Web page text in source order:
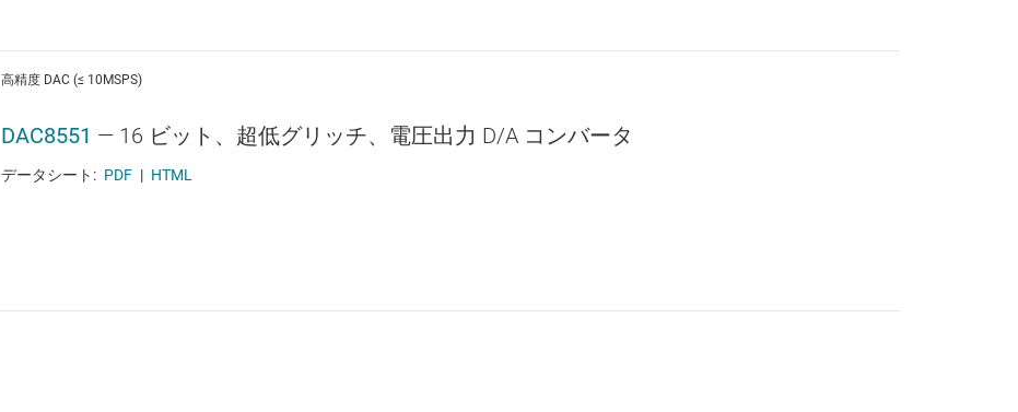
高精度 DAC (≤ 10MSPS)
DAC8551 — 16 ビット、超低グリッチ、電圧出力 D/A コンバータ
データシート: PDF | HTML